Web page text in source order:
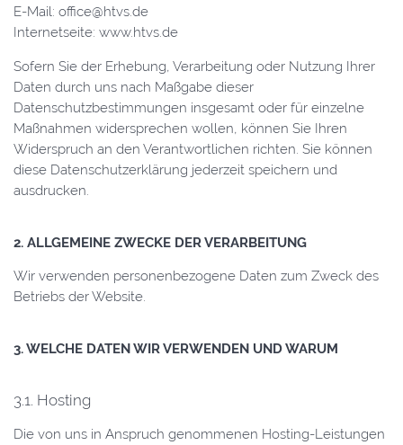
E-Mail: office@htvs.de
Internetseite: www.htvs.de
Sofern Sie der Erhebung, Verarbeitung oder Nutzung Ihrer
Daten durch uns nach Maßgabe dieser
Datenschutzbestimmungen insgesamt oder für einzelne
Maßnahmen widersprechen wollen, können Sie Ihren
Widerspruch an den Verantwortlichen richten. Sie können
diese Datenschutzerklärung jederzeit speichern und
ausdrucken.
2. ALLGEMEINE ZWECKE DER VERARBEITUNG
Wir verwenden personenbezogene Daten zum Zweck des
Betriebs der Website.
3. WELCHE DATEN WIR VERWENDEN UND WARUM
3.1. Hosting
Die von uns in Anspruch genommenen Hosting-Leistungen